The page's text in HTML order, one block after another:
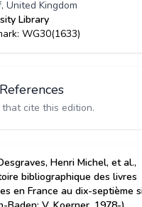
United Kingdom
Library
WG30(1633)
cite this edition.
Henri Michel, et al.,
bibliographique des livres
en France au dix-septième